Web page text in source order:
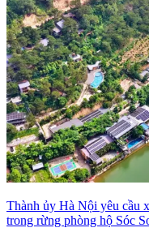
Thành ủy Hà Nội yêu cầu
trong rừng phòng hộ Sóc